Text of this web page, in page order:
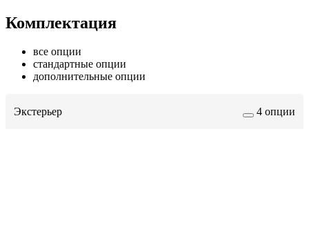
Комплектация
все опции
стандартные опции
дополнительные опции
Экстерьер 4 опции